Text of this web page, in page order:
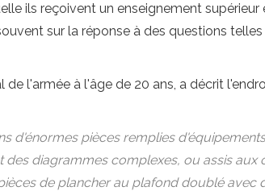
ils reçoivent un enseignement
sur la réponse à des questions
de l'armée à l'âge de 20 ans, a décrit
d'énormes pièces remplies
diagrammes complexes, ou assis
de plancher au plafond doublé